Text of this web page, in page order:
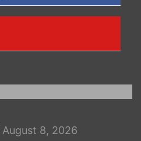
August 8, 2026